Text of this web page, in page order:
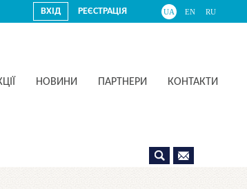
UA EN RU
РЕЄСТРАЦІЯ
ВХІД
НОВИНИ ПАРТНЕРИ КОНТАКТИ